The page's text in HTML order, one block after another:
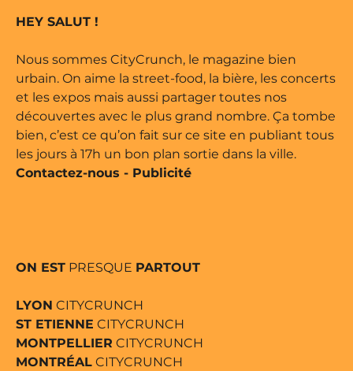
par Buena Onda Web •
HEY SALUT !
Nous sommes CityCrunch, le magazine bien
urbain. On aime la street-food, la bière, les concerts
et les expos mais aussi partager toutes nos
découvertes avec le plus grand nombre. Ça tombe
bien, c’est ce qu’on fait sur ce site en publiant tous
les jours à 17h un bon plan sortie dans la ville.
Contactez-nous - Publicité
ON EST PRESQUE PARTOUT
LYON CITYCRUNCH
ST ETIENNE CITYCRUNCH
MONTPELLIER CITYCRUNCH
MONTRÉAL CITYCRUNCH